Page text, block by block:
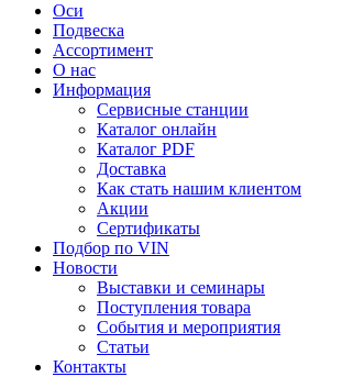
Оси
Подвеска
Ассортимент
О нас
Информация
Сервисные станции
Каталог онлайн
Каталог PDF
Доставка
Как стать нашим клиентом
Акции
Сертификаты
Подбор по VIN
Новости
Выставки и семинары
Поступления товара
События и мероприятия
Статьи
Контакты